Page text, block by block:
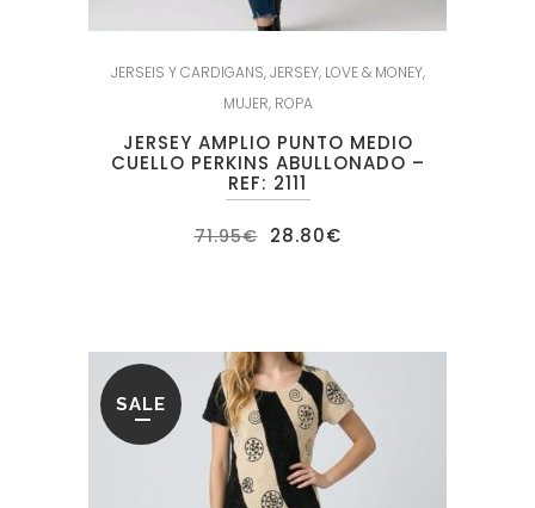
JERSEIS Y CARDIGANS,JERSEY, LOVE & MONEY,
MUJER, ROPA
JERSEY AMPLIO PUNTO MEDIO
CUELLO PERKINS ABULLONADO –
REF: 2111
71.95€ El
precio
28.80€El
SALE